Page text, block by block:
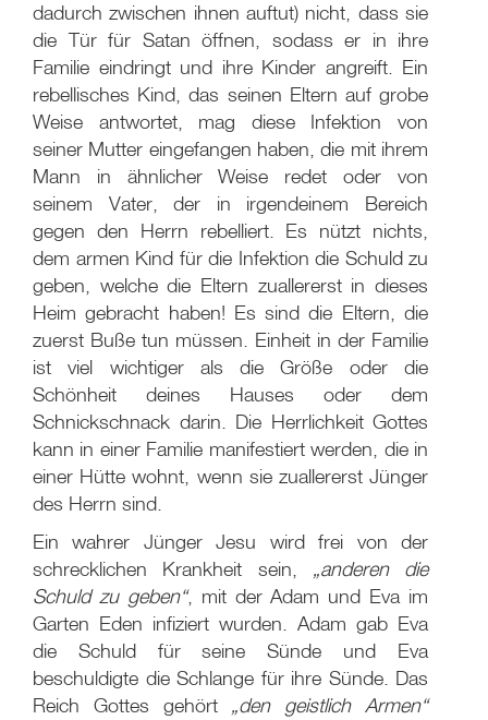
dadurch zwischen ihnen auftut) nicht, dass sie
die Tür für Satan öffnen, sodass er in ihre
Familie eindringt und ihre Kinder angreift. Ein
rebellisches Kind, das seinen Eltern auf grobe
Weise antwortet, mag diese Infektion von
seiner Mutter eingefangen haben, die mit ihrem
Mann in ähnlicher Weise redet oder von
seinem Vater, der in irgendeinem Bereich
gegen den Herrn rebelliert. Es nützt nichts,
dem armen Kind für die Infektion die Schuld zu
geben, welche die Eltern zuallererst in dieses
Heim gebracht haben! Es sind die Eltern, die
zuerst Buße tun müssen. Einheit in der Familie
ist viel wichtiger als die Größe oder die
Schönheit deines Hauses oder dem
Schnickschnack darin. Die Herrlichkeit Gottes
kann in einer Familie manifestiert werden, die in
einer Hütte wohnt, wenn sie zuallererst Jünger
des Herrn sind.
Ein wahrer Jünger Jesu wird frei von der
schrecklichen Krankheit sein, „anderen die
Schuld zu geben“, mit der Adam und Eva im
Garten Eden infiziert wurden. Adam gab Eva
die Schuld für seine Sünde und Eva
beschuldigte die Schlange für ihre Sünde. Das
Reich Gottes gehört „den geistlich Armen“